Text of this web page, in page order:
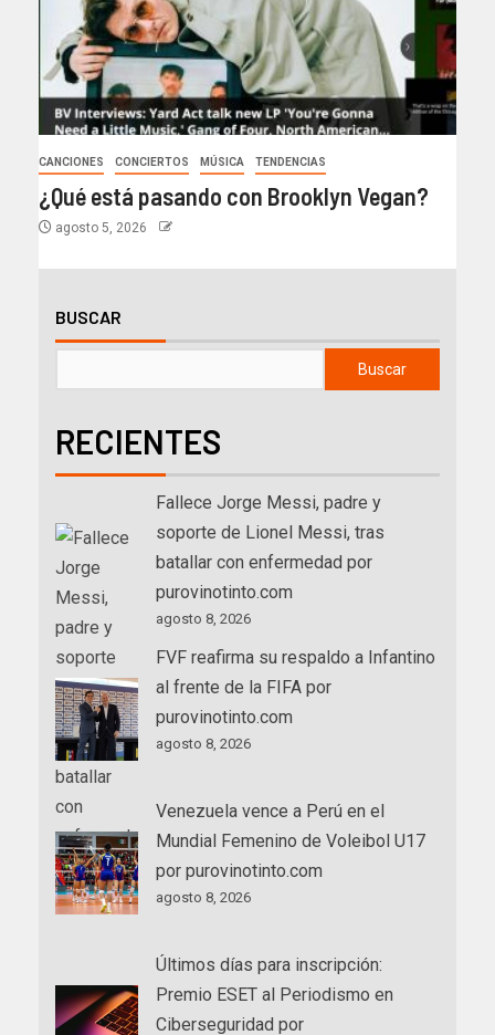
CANCIONES CONCIERTOS MÚSICA TENDENCIAS
¿Qué está pasando con Brooklyn Vegan?
agosto 5, 2026
BUSCAR
Buscar
RECIENTES
Fallece Jorge Messi, padre y
soporte de Lionel Messi, tras
batallar con enfermedad por
purovinotinto.com
agosto 8, 2026
FVF reafirma su respaldo a Infantino
al frente de la FIFA por
purovinotinto.com
agosto 8, 2026
Venezuela vence a Perú en el
Mundial Femenino de Voleibol U17
por purovinotinto.com
agosto 8, 2026
Últimos días para inscripción:
Premio ESET al Periodismo en
Ciberseguridad por